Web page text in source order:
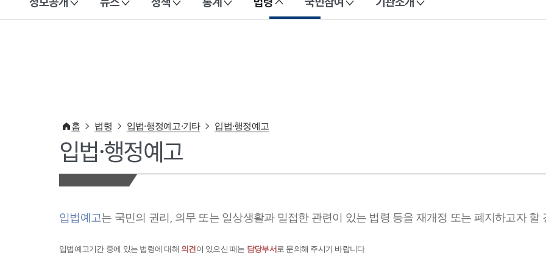
이 누리집은 대한민국 공식 전자정부 누리집입니다.
홈 법령 입법·행정예고·기타 입법·행정예고
입법·행정예고
입법예고는 국민의 권리, 의무 또는 일상생활과 밀접한 관련이 있는 법령 등을 재개정 또는 폐지하고자 할
입법예고기간 중에 있는 법령에 대해 의견이 있으신 때는 담당부서 로 문의해 주시기 바랍니다.